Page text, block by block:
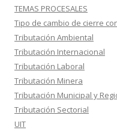
TEMAS PROCESALES
Tipo de cambio de cierre
Tributación Ambiental
Tributación Internacional
Tributación Laboral
Tributación Minera
Tributación Municipal y
Tributación Sectorial
UIT